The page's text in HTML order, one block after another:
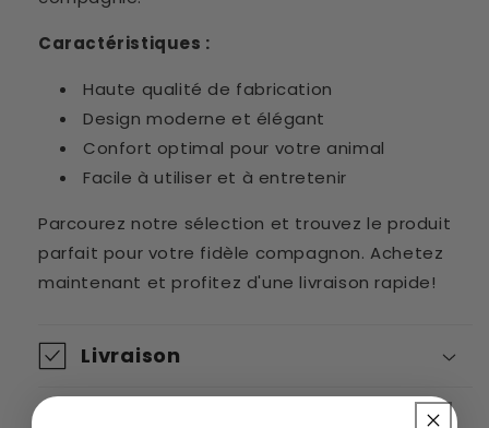
Caractéristiques :
Haute qualité de fabrication
Design moderne et élégant
Confort optimal pour votre animal
Facile à utiliser et à entretenir
Parcourez notre sélection et trouvez le produit
parfait pour votre fidèle compagnon. Achetez
maintenant et profitez d'une livraison rapide!
Livraison